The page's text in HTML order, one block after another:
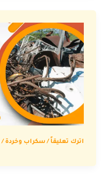
اترك تعليقاً /سكراب وخردة /